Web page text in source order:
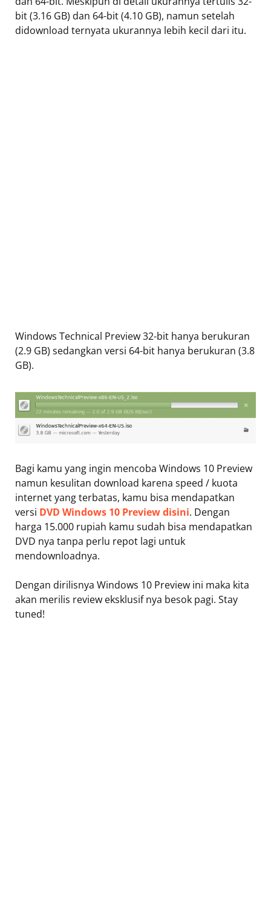
bit (3.16 GB) dan 64-bit (4.10 GB), namun setelah
didownload ternyata ukurannya lebih kecil dari itu.
Windows Technical Preview 32-bit hanya berukuran
(2.9 GB) sedangkan versi 64-bit hanya berukuran (3.8
GB).
Bagi kamu yang ingin mencoba Windows 10 Preview
namun kesulitan download karena speed / kuota
internet yang terbatas, kamu bisa mendapatkan
versi DVD Windows 10 Preview disini. Dengan
harga 15.000 rupiah kamu sudah bisa mendapatkan
DVD nya tanpa perlu repot lagi untuk
mendownloadnya.
Dengan dirilisnya Windows 10 Preview ini maka kita
akan merilis review eksklusif nya besok pagi. Stay
tuned!